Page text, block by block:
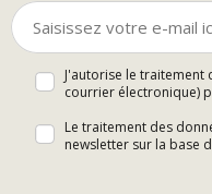
J'autorise le traitement
courrier électronique)
Le traitement des
newsletter sur la base